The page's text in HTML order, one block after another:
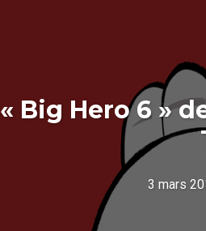
« Big Hero 6 »
3 mars